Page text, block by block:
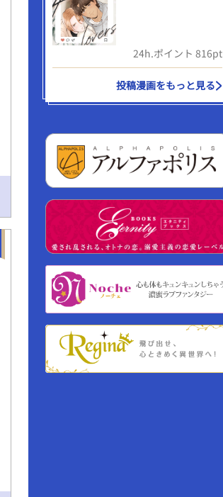
24h.ポイント 816pt
投稿漫画をもっと見る